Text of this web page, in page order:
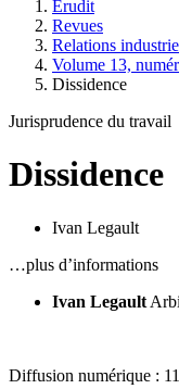
Érudit
Revues
Relations
Volume 13,
Dissidence
Jurisprudence du travail
Dissidence
Ivan Legault
…plus d’informations
Ivan Legault
Diffusion numérique :